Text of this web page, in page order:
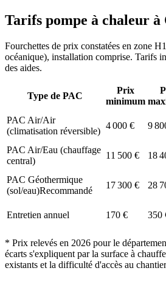
Tarifs pompe à chaleur à
Fourchettes de prix constatées en zone
océanique), installation comprise. Tarifs
des aides.
Type de PAC
Prix
minimum
PAC Air/Air
(climatisation réversible)
4 000 € 9
PAC Air/Eau (chauffage
central)
11 500 € 18
PAC Géothermique
(sol/eau)Recommandé
17 300 € 28
Entretien annuel
170 € 350
* Prix relevés en 2026 pour le
écarts s'expliquent par la surface à
existants et la difficulté d'accès au